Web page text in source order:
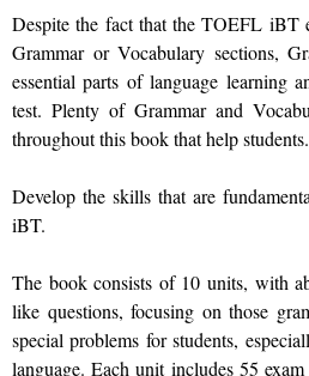
Despite the fact that the TOEFL iBT
Grammar or Vocabulary sections,
essential parts of language learning
test. Plenty of Grammar and
throughout this book that help students.
Develop the skills that are
iBT.
The book consists of 10 units, with
like questions, focusing on those
special problems for students,
language. Each unit includes 55